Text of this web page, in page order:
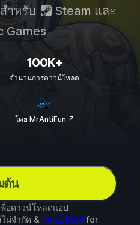
ำหรับ Steam และ
Games
100K+
จำนวนการดาวน์โหลด
โดย MrAntiFun ↗
ต้น
พื่อดาวน์โหลดแอป
ม่จำกัด & อีก 12 Mod for